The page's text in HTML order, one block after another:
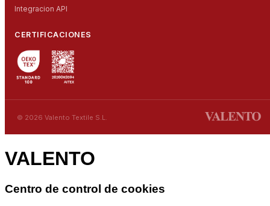
Integracion API
CERTIFICACIONES
© 2026 Valento Textile S.L.
VALENTO
Centro de control de cookies